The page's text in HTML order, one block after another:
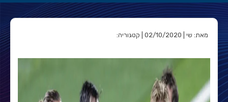
מאת: שי | 02/10/2020 | קטגוריה: